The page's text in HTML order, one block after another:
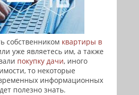
собственником квартиры в
уже являетесь им, а также
покупку дачи, иного
то некоторые
информационных
полезно знать.